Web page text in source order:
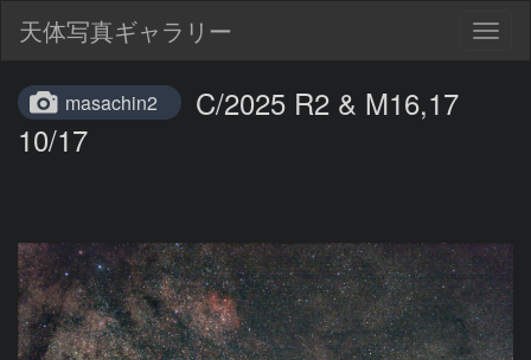
天体写真ギャラリー
masachin2
C/2025 R2 & M16,17
10/17